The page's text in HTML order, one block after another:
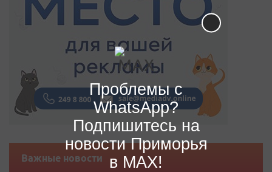
Важные новости
Проблемы с
WhatsApp?
Подпишитесь на
новости Приморья
в MAX!